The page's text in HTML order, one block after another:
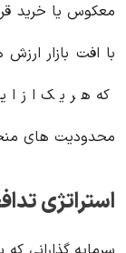
معکوس یا خرید
با افت بازار
که هر یک از
محدودیت های
استراتژی